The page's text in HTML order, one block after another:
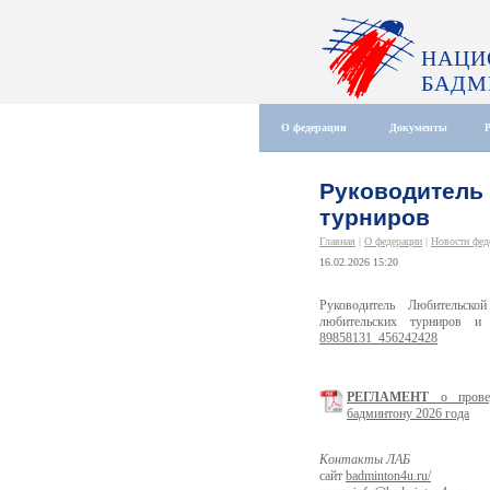
О федерации Документы
турниров
Главная | О федерации | Новости
16.02.2026 15:20
Руководитель
любительских турниров и
89858131_456242428
РЕГЛАМЕНТ о
бадминтону 2026 года
Контакты ЛАБ
сайт badminton4u.ru/